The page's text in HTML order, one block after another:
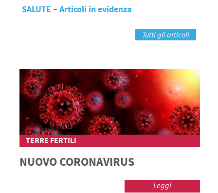
SALUTE – Articoli in evidenza
Tutti gli articoli
TERRE FERTILI
NUOVO CORONAVIRUS
Leggi